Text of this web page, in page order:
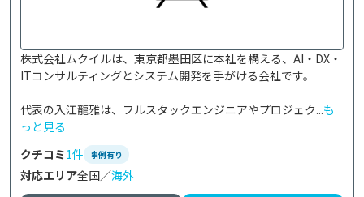
株式会社ムクイルは、東京都墨田区に本社を構える、AI・DX・
ITコンサルティングとシステム開発を手がける会社です。
代表の入江龍雅は、フルスタックエンジニアやプロジェク...も
っと見る
クチコミ1件 事例有り
対応エリア全国／海外